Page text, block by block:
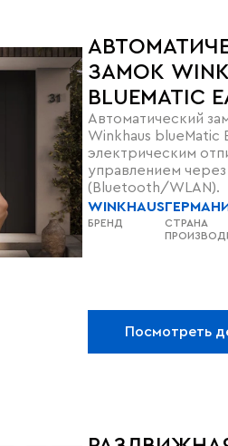
ЗАМОК
BLUEMATIC
Автоматический
Winkhaus blueMatic
электрическим
управлением
(Bluetooth/WLAN).
WINKHAUS
БРЕНД
СТРАНА
Посмотреть